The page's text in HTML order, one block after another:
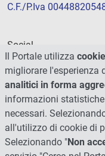
C.F./P.Iva
Social
Il Portale utilizza
migliorare l'esperienza
analitici in forma
informazioni
necessari.
all'utilizzo di cookie di
Selezionando "Non